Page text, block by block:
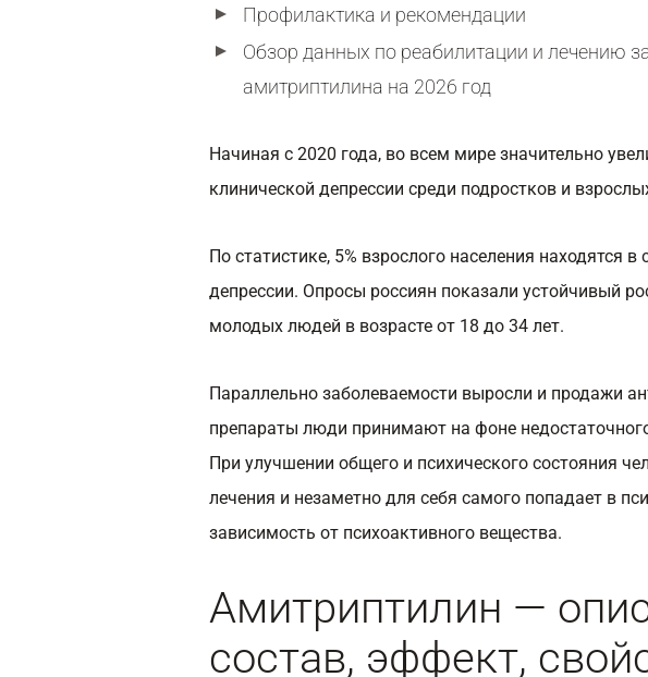
Профилактика и рекомендации
Обзор данных по реабилитации и лечению
амитриптилина на 2026 год
Начиная с 2020 года, во всем мире значительно
клинической депрессии среди подростков и
По статистике, 5% взрослого населения находятся в
депрессии. Опросы россиян показали устойчивый
молодых людей в возрасте от 18 до 34 лет.
Параллельно заболеваемости выросли и продажи
препараты люди принимают на фоне
При улучшении общего и психического состояния
лечения и незаметно для себя самого попадает в
зависимость от психоактивного вещества.
Амитриптилин —
состав, эффект,